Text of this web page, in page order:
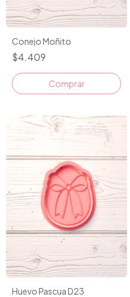
Conejo Moñito
$4.409
Comprar
Huevo Pascua D23